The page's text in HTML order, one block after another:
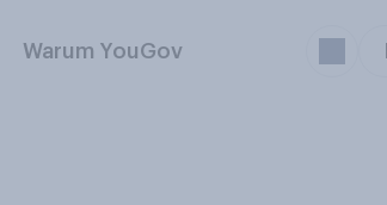
Warum YouGov